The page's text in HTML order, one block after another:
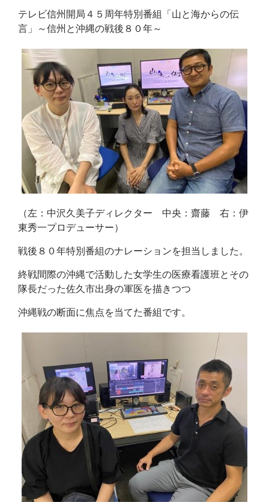
テレビ信州開局４５周年特別番組「山と海からの伝
言」～信州と沖縄の戦後８０年～
（左：中沢久美子ディレクター 中央：齋藤 右：伊
東秀一プロデューサー）
戦後８０年特別番組のナレーションを担当しました。
終戦間際の沖縄で活動した女学生の医療看護班とその
隊長だった佐久市出身の軍医を描きつつ
沖縄戦の断面に焦点を当てた番組です。